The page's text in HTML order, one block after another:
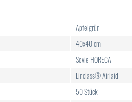
Apfelgrün
40x40 cm
Sovie HORECA
Linclass® Airlaid
50 Stück